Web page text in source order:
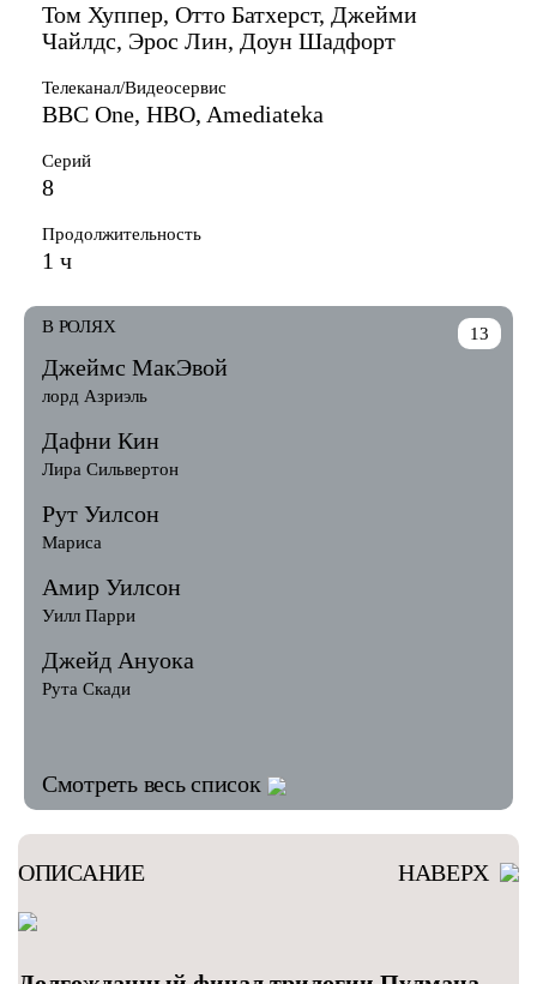
Том Хуппер, Отто Батхерст, Джейми
Чайлдс, Эрос Лин, Доун Шадфорт
Телеканал/Видеосервис
BBC One, HBO, Amediateka
Серий
8
Продолжительность
1 ч
13
В РОЛЯХ
Джеймс МакЭвой
лорд Азриэль
Дафни Кин
Лира Сильвертон
Рут Уилсон
Мариса
Амир Уилсон
Уилл Парри
Джейд Ануока
Рута Скади
Смотреть весь список
ОПИСАНИЕ НАВЕРХ